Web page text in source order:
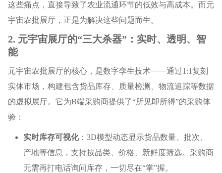
这些痛点，直接导致了农业流通环节的低效与高成本。而元
宇宙农批展厅，正是为解决这些问题而生。
2. 元宇宙展厅的“三大杀器”：实时、透明、智
能
元宇宙农批展厅的核心，是数字孪生技术——通过1:1复刻
实体市场，构建包含货品库存、质量检测、物流追踪等数据
的虚拟展厅。它为B端采购商提供了“所见即所得”的采购体
验：
实时库存可视化：3D模型动态显示货品数量、批次、
产地等信息，支持按品类、价格、新鲜度筛选。采购商
无需再打电话询问库存，一切尽在“掌”握。